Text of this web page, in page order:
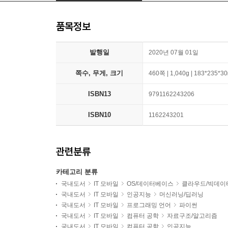
품목정보
발행일 2020년 07월 01일
쪽수, 무게, 크기 460쪽 | 1,040g |
ISBN13 9791162243206
ISBN10 1162243201
관련분류
카테고리 분류
국내도서 IT 모바일 OS/데이터베이스
클라우드/빅데이
국내도서
IT 모바일 인공지능
머신러닝/딥러닝
국내도서
IT 모바일 프로그래밍 언어
파이썬
국내도서
IT 모바일 컴퓨터 공학
자료구조/알고리즘
국내도서
IT 모바일 컴퓨터 공학 인공지능